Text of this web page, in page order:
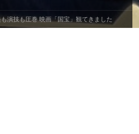
演技も圧巻 映画「国宝」観てきました